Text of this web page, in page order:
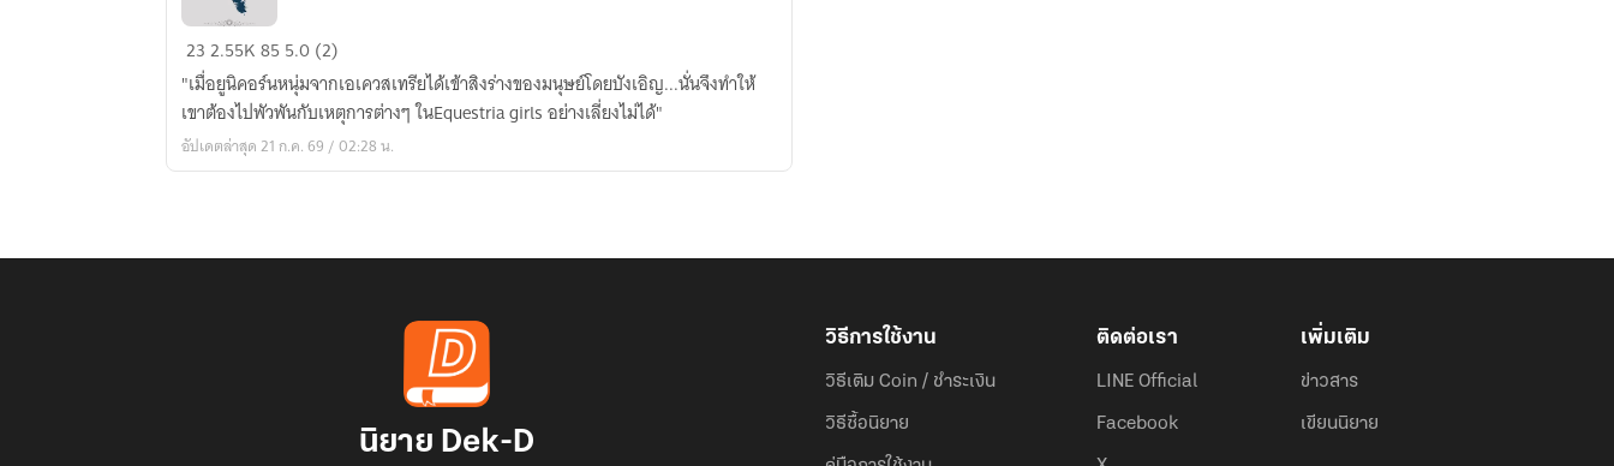
[MLP]My
little
pony
Equestria
girls
232.55K85 5.0 (2)
"เมื่อยูนิคอร์นหนุ่มจากเอเควสเทรียได้เข้าสิงร่างของมนุษย์โดยบังเอิญ...นั่นจึงทำให้
เขาต้องไปพัวพันกับเหตุการต่างๆ ในEquestria girls อย่างเลี่ยงไม่ได้"
อัปเดตล่าสุด 21 ก.ค. 69 / 02:28 น.
นิยาย Dek-D
วิธีการใช้งาน
วิธีเติม Coin / ชำระเงิน
วิธีซื้อนิยาย
ติดต่อเรา
LINE Official
Facebook
เพิ่มเติม
ข่าวสาร
เขียนนิยาย